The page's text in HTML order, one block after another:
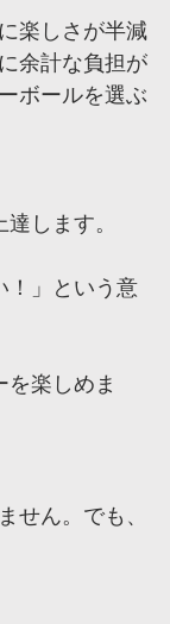
楽しさが半減
余計な負担が
ボールを選ぶ
します。
！」という意
楽しめま
せん。でも、